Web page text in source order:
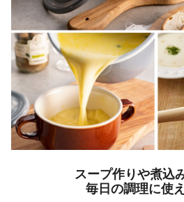
スープ作りや煮込
毎日の調理に使